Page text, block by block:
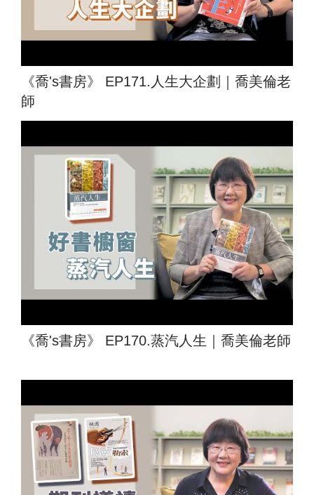
《喬's書房》 EP171.人生大企劃｜喬美倫老
師
《喬's書房》 EP170.蒸汽人生｜喬美倫老師